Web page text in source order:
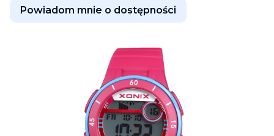
Powiadom mnie o dostępności